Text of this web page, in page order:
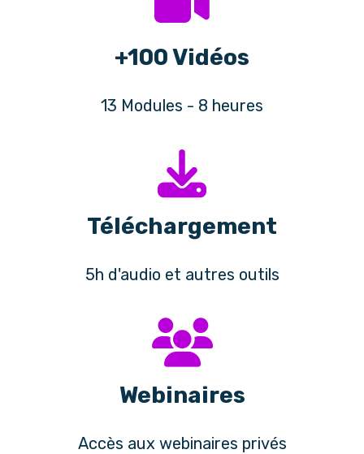
+100 Vidéos
13 Modules - 8 heures
Téléchargement
5h d'audio et autres outils
Webinaires
Accès aux webinaires privés